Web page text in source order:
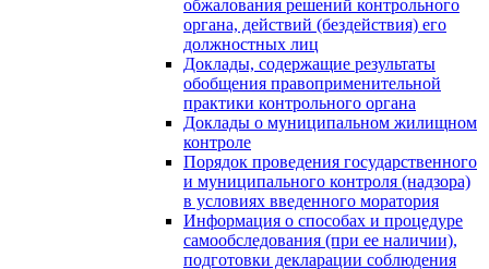
обжалования решений контрольного
органа, действий (бездействия) его
должностных лиц
Доклады, содержащие результаты
обобщения правоприменительной
практики контрольного органа
Доклады о муниципальном жилищном
контроле
Порядок проведения государственного
и муниципального контроля (надзора)
в условиях введенного моратория
Информация о способах и процедуре
самообследования (при ее наличии),
подготовки декларации соблюдения